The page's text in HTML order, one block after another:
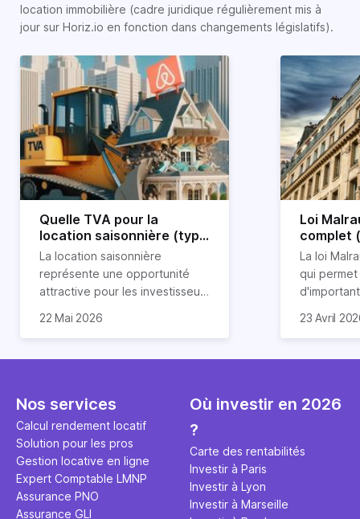
location immobilière (cadre juridique régulièrement mis à
jour sur Horiz.io en fonction dans changements législatifs).
Quelle TVA pour la
location saisonnière (type
airbnb) ?
La location saisonnière
représente une opportunité
attractive pour les investisseurs
patrimoine et générer des
Cependant, il est crucial de
notamment la TVA, afin
Et qu’a-t-on appris à la rentrée
la TVA est généralisé pour les
saisonnière dans certaines
cet article.
22 Mai 2026
Loi
complet
La loi
qui
dimension
complet !
23 Avril
Nos services
Calcul rendement locatif
Solution pour les pros
Gestion locative en ligne
Expert Comptable LMNP
Assurance PNO
Assurance GLI
Où investir en 2026
?
Carte des rentabilités
Investir à Paris
Investir à Lyon
Investir à Marseille